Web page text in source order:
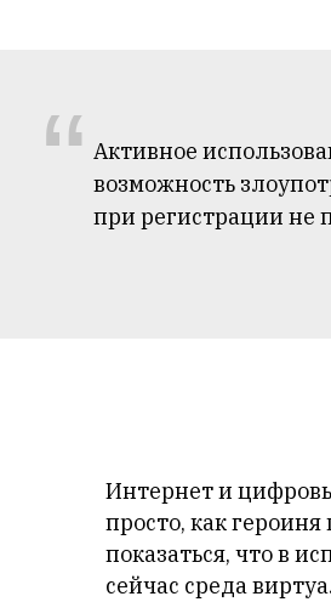
“ Активное
возможность
при регистрации не
Интернет и
просто, как
показаться, что в
сейчас среда